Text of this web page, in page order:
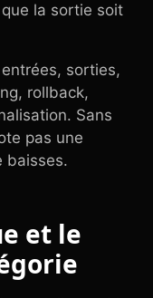
la sortie soit
sorties,
rollback,
Sans
pas une
baisses.
et le